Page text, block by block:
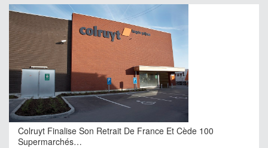
Colruyt Finalise Son Retrait De France Et Cède 100
Supermarchés…